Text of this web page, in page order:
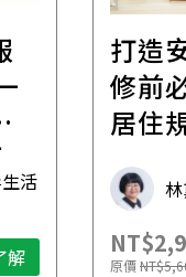
活
解
打造
修前
居住
原價